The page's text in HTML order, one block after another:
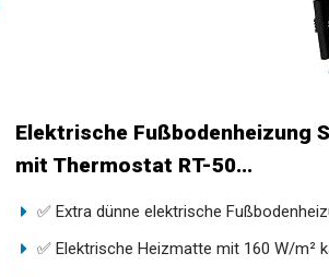
Elektrische Fußbodenheizung
mit Thermostat RT-50...
✅ Extra dünne elektrische
✅ Elektrische Heizmatte mit 160 W/m²